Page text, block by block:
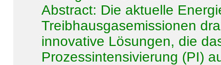
Abstract: Die aktuelle
Treibhausgasemissionen
innovative Lösungen, die
Prozessintensivierung (PI)